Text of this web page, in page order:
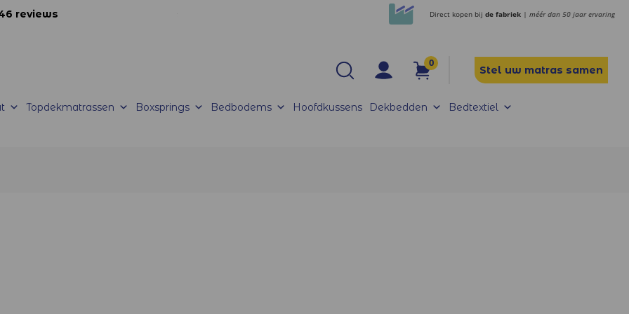
reviewskorte productietijden | Direct kopen bijde fabriek | méér dan 50 jaar ervaring
0
Stel uw matras samen
Topdekmatrassen Boxsprings Bedbodems Hoofdkussens Dekbedden Bedtextiel